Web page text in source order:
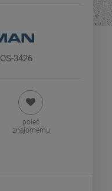
OS-3426
poleć
znajomemu